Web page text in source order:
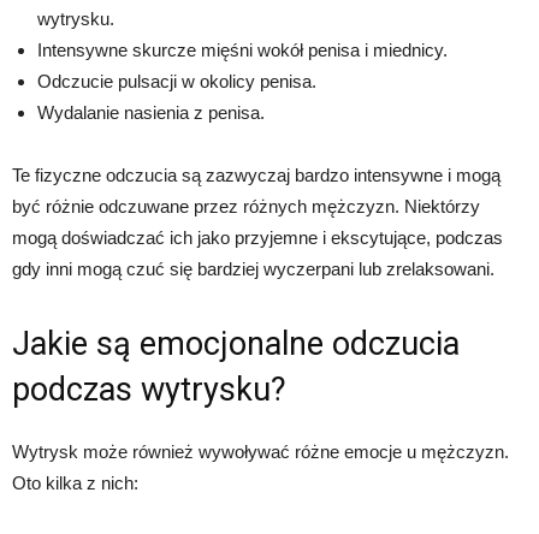
wytrysku.
Intensywne skurcze mięśni wokół penisa i miednicy.
Odczucie pulsacji w okolicy penisa.
Wydalanie nasienia z penisa.
Te fizyczne odczucia są zazwyczaj bardzo intensywne i mogą
być różnie odczuwane przez różnych mężczyzn. Niektórzy
mogą doświadczać ich jako przyjemne i ekscytujące, podczas
gdy inni mogą czuć się bardziej wyczerpani lub zrelaksowani.
Jakie są emocjonalne odczucia
podczas wytrysku?
Wytrysk może również wywoływać różne emocje u mężczyzn.
Oto kilka z nich: